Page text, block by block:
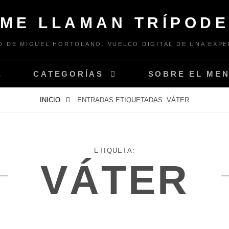
ME LLAMAN TRÍPODE
DE MIGUEL HORTOLANO. VUELCO DIGITAL DE UNA
CATEGORÍAS SOBRE EL
INICIO ENTRADAS ETIQUETADAS VÁTER
ETIQUETA:
VÁTER